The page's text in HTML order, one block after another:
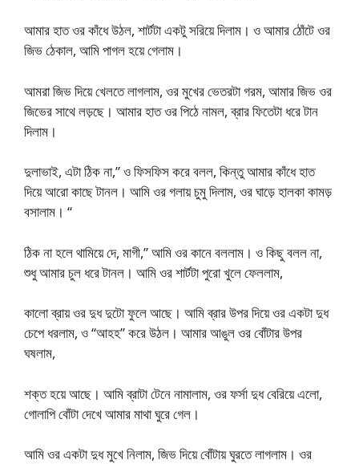
আমার হাত ওর কাঁধে উঠল, শার্টটা একটু সরিয়ে দিলাম। ও আমার ঠোঁটে ওর
জিভ ঠেকাল, আমি পাগল হয়ে গেলাম।
আমরা জিভ দিয়ে খেলতে লাগলাম, ওর মুখের ভেতরটা গরম, আমার জিভ ওর
জিভের সাথে লড়ছে। আমার হাত ওর পিঠে নামল, ব্রার ফিতেটা ধরে টান
দিলাম।
দুলাভাই, এটা ঠিক না,” ও ফিসফিস করে বলল, কিন্তু আমার কাঁধে হাত
দিয়ে আরো কাছে টানল। আমি ওর গলায় চুমু দিলাম, ওর ঘাড়ে হালকা কামড়
বসালাম। “
ঠিক না হলে থামিয়ে দে, মাগী,” আমি ওর কানে বললাম। ও কিছু বলল না,
শুধু আমার চুল ধরে টানল। আমি ওর শার্টটা পুরো খুলে ফেললাম,
কালো ব্রায় ওর দুধ দুটো ফুলে আছে। আমি ব্রার উপর দিয়ে ওর একটা দুধ
চেপে ধরলাম, ও “আহহ” করে উঠল। আমার আঙুল ওর বোঁটার উপর
ঘষলাম,
শক্ত হয়ে আছে। আমি ব্রাটা টেনে নামালাম, ওর ফর্সা দুধ বেরিয়ে এলো,
গোলাপি বোঁটা দেখে আমার মাথা ঘুরে গেল।
আমি ওর একটা দুধ মুখে নিলাম, জিভ দিয়ে বোঁটায় ঘুরতে লাগলাম। ওর